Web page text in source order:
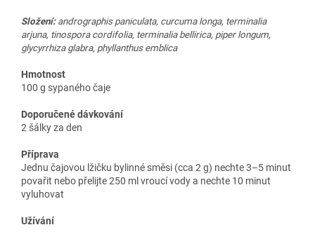
Složení:andrographis paniculata, curcuma longa, terminalia
arjuna, tinospora cordifolia, terminalia bellirica, piper longum,
glycyrrhiza glabra, phyllanthus emblica
Hmotnost
100 g sypaného čaje
Doporučené dávkování
2 šálky za den
Příprava
Jednu čajovou lžičku bylinné směsi (cca 2 g) nechte 3–5 minut
povařit nebo přelijte 250 ml vroucí vody a nechte 10 minut
vyluhovat
Užívání